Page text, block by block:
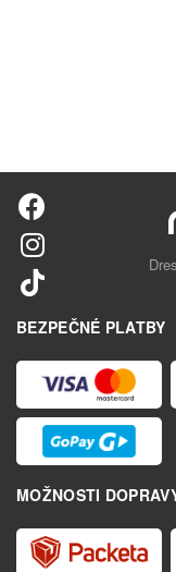
BEZPEČNÉ PLATBY
MOŽNOSTI